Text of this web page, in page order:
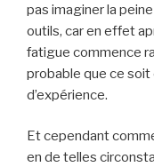
pas imaginer la
outils, car en effet
fatigue commence
probable que ce soit
d’expérience.
Et cependant
en de telles